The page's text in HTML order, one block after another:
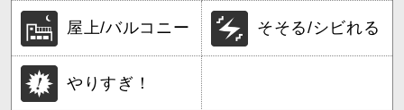
屋上/バルコニー そそる/シビれる
やりすぎ！